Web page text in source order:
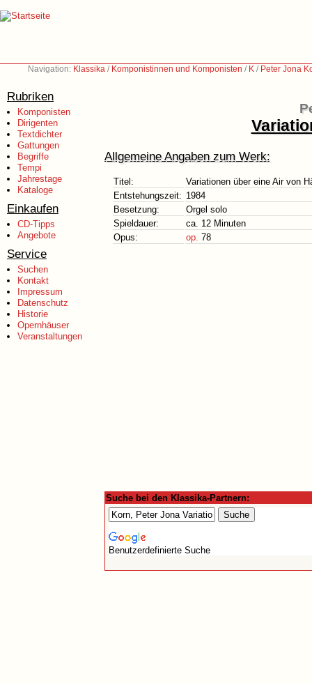
Navigation: Klassika / Komponistinnen und Komponisten / K / Peter Jona
Rubriken
Komponisten
Dirigenten
Textdichter
Gattungen
Begriffe
Tempi
Jahrestage
Kataloge
Einkaufen
CD-Tipps
Angebote
Service
Suchen
Kontakt
Impressum
Datenschutz
Historie
Opernhäuser
Veranstaltungen
Allgemeine Angaben zum Werk:
Titel:
Variationen über eine Air von
Entstehungszeit: 1984
Besetzung:
Orgel solo
Spieldauer:
ca. 12 Minuten
Opus:
op. 78
Suche bei den Klassika-Partnern:
Benutzerdefinierte Suche